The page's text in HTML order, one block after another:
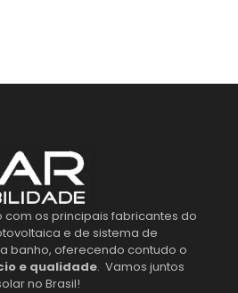
com os principais fabricantes do
e de sistema de
banho, oferecendo contudo o
e qualidade. Vamos juntos
no Brasil!